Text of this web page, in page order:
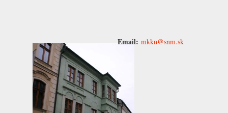
Email: mkkn@snm.sk